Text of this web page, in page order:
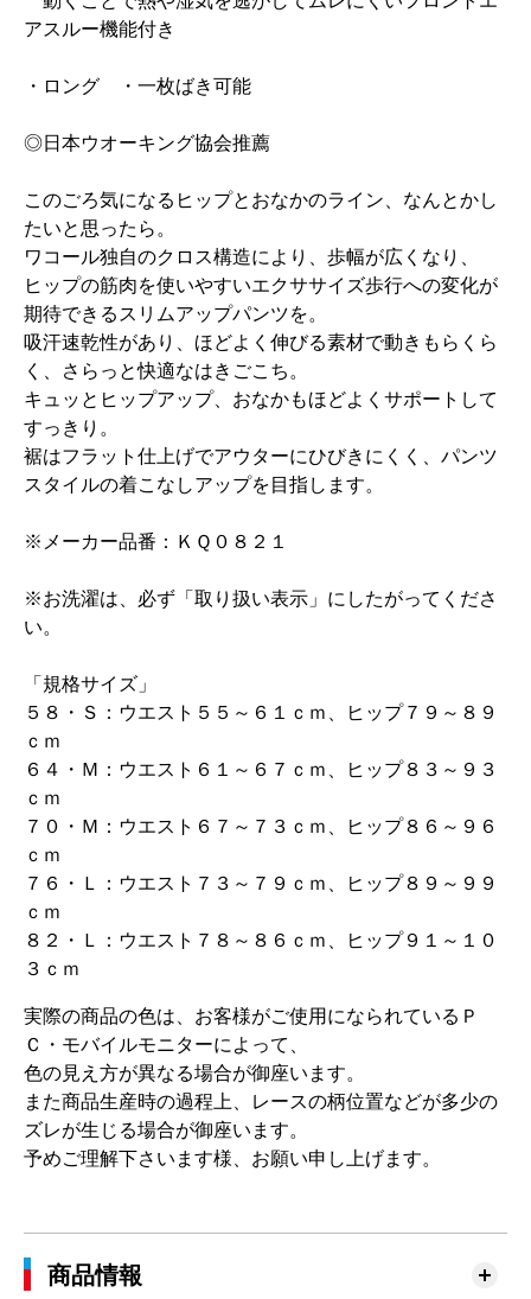
アスルー機能付き
・ロング ・一枚ばき可能
◎日本ウオーキング協会推薦
このごろ気になるヒップとおなかのライン、なんとかし
たいと思ったら。
ワコール独自のクロス構造により、歩幅が広くなり、
ヒップの筋肉を使いやすいエクササイズ歩行への変化が
期待できるスリムアップパンツを。
吸汗速乾性があり、ほどよく伸びる素材で動きもらくら
く、さらっと快適なはきごこち。
キュッとヒップアップ、おなかもほどよくサポートして
すっきり。
裾はフラット仕上げでアウターにひびきにくく、パンツ
スタイルの着こなしアップを目指します。
※メーカー品番：ＫＱ０８２１
※お洗濯は、必ず「取り扱い表示」にしたがってくださ
い。
「規格サイズ」
５８・Ｓ：ウエスト５５～６１ｃｍ、ヒップ７９～８９
ｃｍ
６４・Ｍ：ウエスト６１～６７ｃｍ、ヒップ８３～９３
ｃｍ
７０・Ｍ：ウエスト６７～７３ｃｍ、ヒップ８６～９６
ｃｍ
７６・Ｌ：ウエスト７３～７９ｃｍ、ヒップ８９～９９
ｃｍ
８２・Ｌ：ウエスト７８～８６ｃｍ、ヒップ９１～１０
３ｃｍ
実際の商品の色は、お客様がご使用になられているＰ
Ｃ・モバイルモニターによって、
色の見え方が異なる場合が御座います。
また商品生産時の過程上、レースの柄位置などが多少の
ズレが生じる場合が御座います。
予めご理解下さいます様、お願い申し上げます。
商品情報